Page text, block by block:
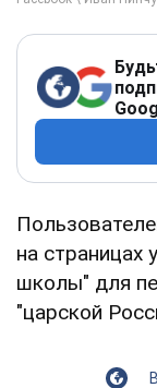
на страницах
школы" для
"царской